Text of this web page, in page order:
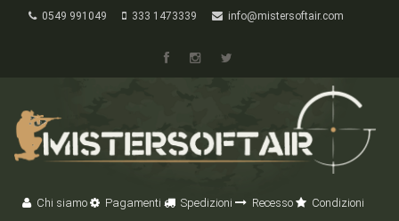
0549 991049 333 1473339 info@mistersoftair.com
Chi siamo Pagamenti Spedizioni Recesso
Condizioni